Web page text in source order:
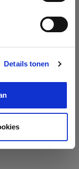
Details tonen